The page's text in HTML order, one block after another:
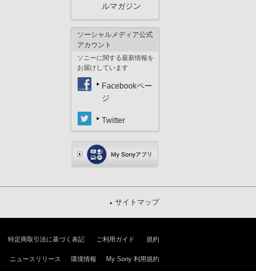
ルマガジン
ソーシャルメディア公式
アカウント
ソニーに関する最新情報を
お届けしています
Facebookペー
ジ
Twitter
サイトマップ
特定商取引法に基づく表記 ご利用ガイド 規約
ニュースリリース 環境情報 My Sony 利用規約